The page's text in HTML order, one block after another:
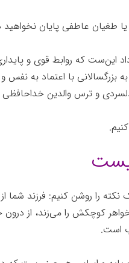
طغیان عاطفی پایان نخواهید
این‌ست که روابط قوی و
بزرگسالانی با اعتماد به نفس
و ترس والدین خداحافظی
نکته را روشن کنیم: فرزند
کوچکش را می‌زند، از
است.